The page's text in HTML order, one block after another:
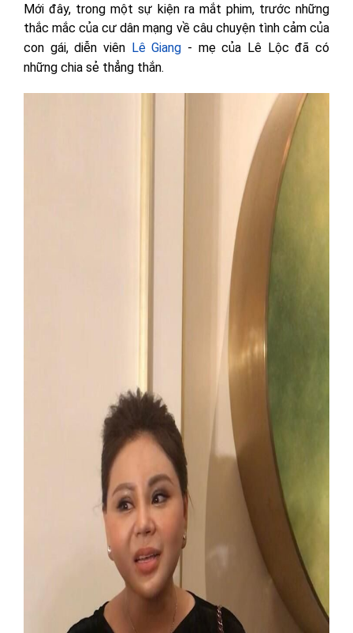
Mới đây, trong một sự kiện ra mắt phim, trước những
thắc mắc của cư dân mạng về câu chuyện tình cảm của
con gái, diễn viên Lê Giang - mẹ của Lê Lộc đã có
những chia sẻ thẳng thắn.